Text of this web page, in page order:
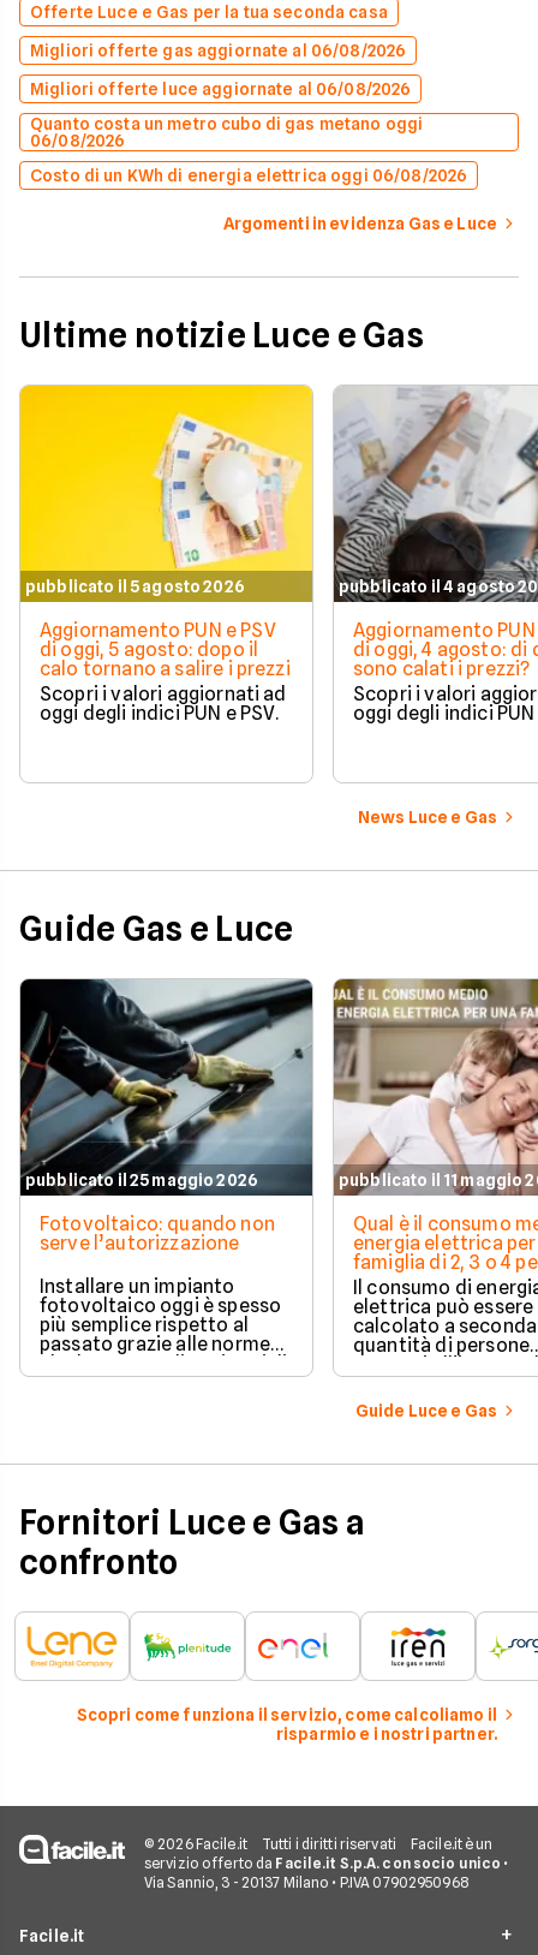
Offerte Luce e Gas per la tua seconda casa
Migliori offerte gas aggiornate al 06/08/2026
Migliori offerte luce aggiornate al 06/08/2026
Quanto costa un metro cubo di gas metano oggi
06/08/2026
Costo di un KWh di energia elettrica oggi 06/08/2026
Argomenti in evidenza Gas e Luce
Ultime notizie Luce e Gas
pubblicato il 5 agosto 2026
Aggiornamento PUN e PSV
di oggi, 5 agosto: dopo il
calo tornano a salire i prezzi
Scopri i valori aggiornati ad
oggi degli indici PUN e PSV.
pubblicato il 4 agosto
Aggiornamento PUN
di oggi, 4 agosto: di
sono calati i prezzi?
Scopri i valori
oggi degli indici PUN
News Luce e Gas
Guide Gas e Luce
pubblicato il 25 maggio 2026
Fotovoltaico: quando non
serve l’autorizzazione
Installare un impianto
fotovoltaico oggi è spesso
più semplice rispetto al
passato grazie alle norme
che hanno ampliato i casi di
edilizia libera.
pubblicato il 11 maggio
Qual è il consumo
energia elettrica per
famiglia di 2, 3 o 4
Il consumo di
elettrica può essere
calcolato a
quantità di persone
presenti all'interno
determinato
numerosi i fattori
influenzano questo
considerazione per
Guide Luce e Gas
Fornitori Luce e Gas a
confronto
Scopri come funziona il servizio, come calcoliamo il
risparmio e i nostri partner.
© 2026 Facile.it Tutti i diritti riservati
Facile.it è un
servizio offerto da Facile.it S.p.A. con socio unico •
Via Sannio, 3 - 20137 Milano • P.IVA 07902950968
Facile.it